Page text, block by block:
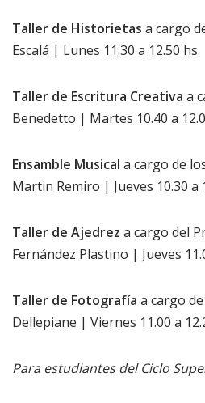
Taller de Historietas a cargo
Escalá | Lunes 11.30 a 12.50 hs.
Taller de Escritura Creativa a
Benedetto | Martes 10.40 a
Ensamble Musical a cargo de
Martin Remiro | Jueves 10.30 a
Taller de Ajedrez a cargo del
Fernández Plastino | Jueves
Taller de Fotografía a cargo
Dellepiane | Viernes 11.00 a
Para estudiantes del Ciclo